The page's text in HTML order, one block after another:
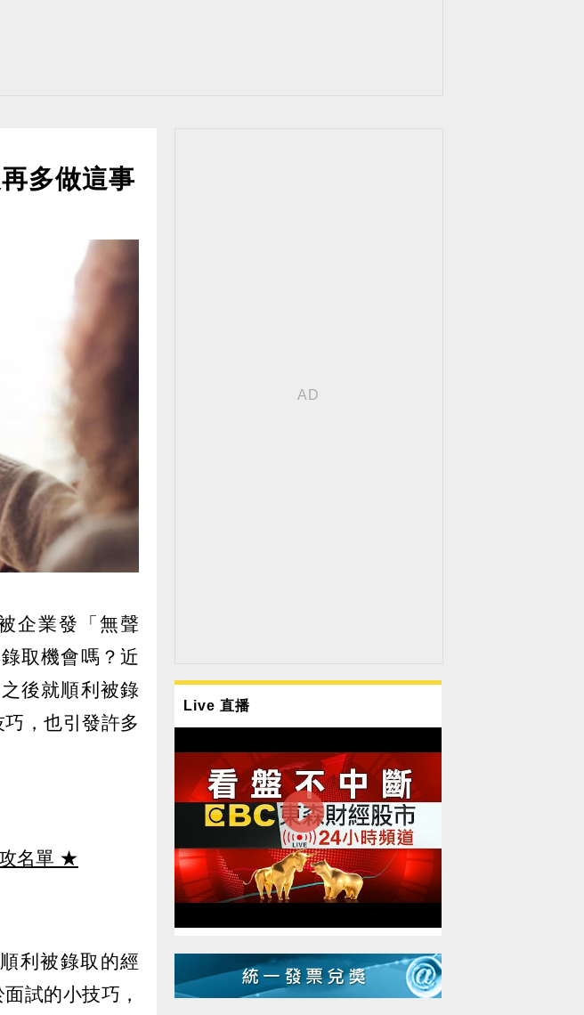
多做這事
企業發「無聲
取機會嗎？近
後就順利被錄
，也引發許多
名單 ★
利被錄取的經
試的小技巧，
Live 直播